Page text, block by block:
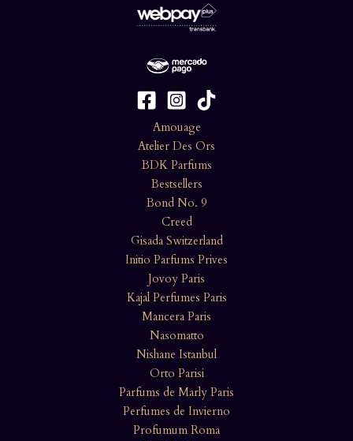
Amouage
Atelier Des Ors
BDK Parfums
Bestsellers
Bond No. 9
Creed
Gisada Switzerland
Initio Parfums Prives
Jovoy Paris
Kajal Perfumes Paris
Mancera Paris
Nasomatto
Nishane Istanbul
Orto Parisi
Parfums de Marly Paris
Perfumes de Invierno
Profumum Roma